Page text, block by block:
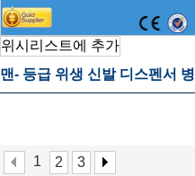
위시리스트에 추가
맨- 등급 위생 신발 디스펜서 병
1 2 3